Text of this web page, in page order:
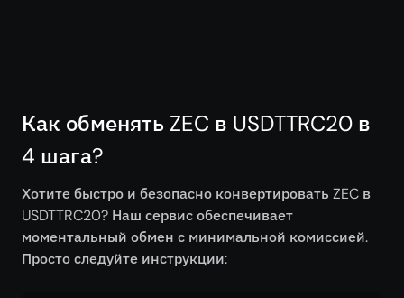
Как обменять ZEC в USDTTRC20 в
4 шага?
Хотите быстро и безопасно конвертировать ZEC в
USDTTRC20? Наш сервис обеспечивает
моментальный обмен с минимальной комиссией.
Просто следуйте инструкции: